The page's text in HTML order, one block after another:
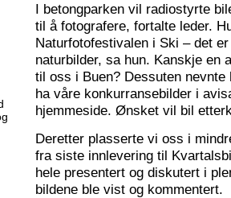
I betongparken vil radiostyrte
til å fotografere, fortalte leder.
Naturfotofestivalen i Ski – det
naturbilder, sa hun. Kanskje en
til oss i Buen? Dessuten
ha våre konkurransebilder i
hjemmeside. Ønsket vil bil
Deretter plasserte vi oss i
fra siste innlevering til
hele presentert og diskutert i
bildene ble vist og kommentert.